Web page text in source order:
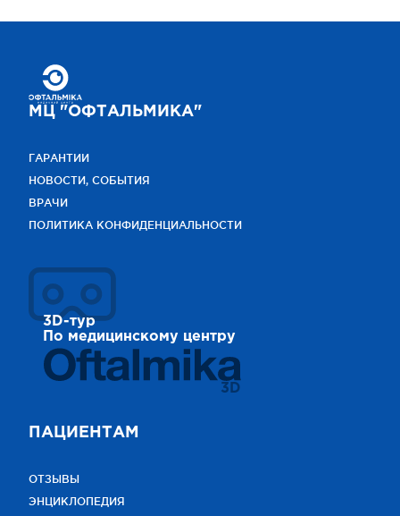
МЦ "ОФТАЛЬМИКА"
ГАРАНТИИ
НОВОСТИ, СОБЫТИЯ
ВРАЧИ
ПОЛИТИКА КОНФИДЕНЦИАЛЬНОСТИ
3D-тур
По медицинскому центру
3D
ПАЦИЕНТАМ
ОТЗЫВЫ
ЭНЦИКЛОПЕДИЯ